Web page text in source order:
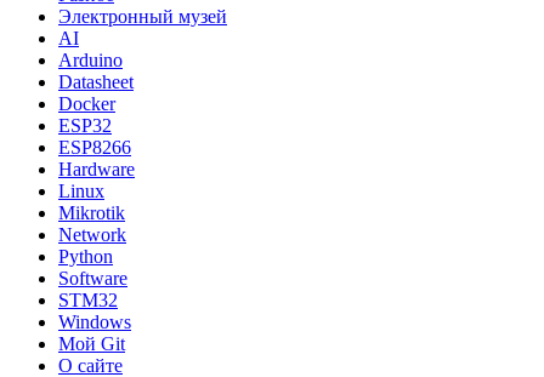
Электронный музей
AI
Arduino
Datasheet
Docker
ESP32
ESP8266
Hardware
Linux
Mikrotik
Network
Python
Software
STM32
Windows
Мой Git
О сайте